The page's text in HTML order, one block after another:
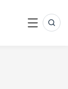
MENU